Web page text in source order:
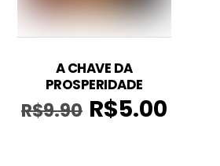
A CHAVE DA
PROSPERIDADE
R$9.90
O
R$5.00O